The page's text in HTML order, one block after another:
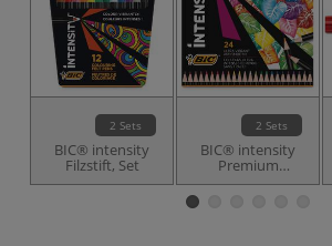
2 Sets
BIC® intensity
Filzstift, Set
2 Sets
BIC® intensity
Premium
Farbstifte-Sets